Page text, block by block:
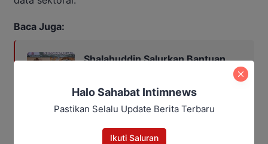
Baca Juga:
Shalahuddin Salurkan Bantuan,
Halo Sahabat Intimnews
Pastikan Selalu Update Berita Terbaru
Ikuti Saluran